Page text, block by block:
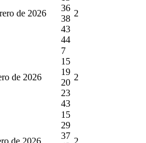
de 2026
36
38
43
44
2
de 2026
7
15
19
20
23
43
2
de 2026
15
29
37
2